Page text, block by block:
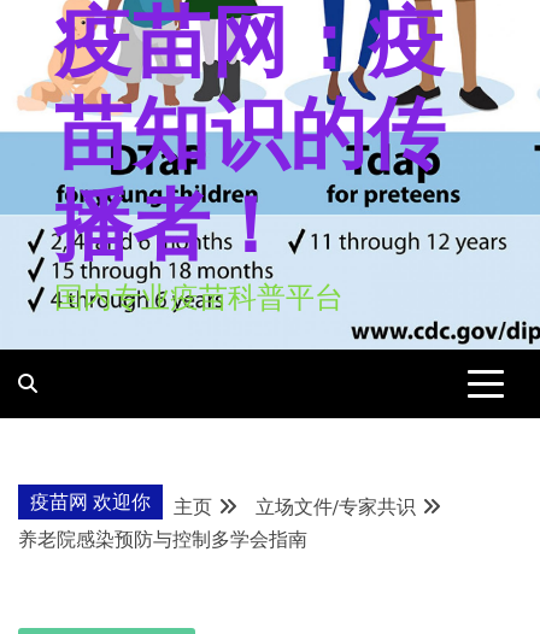
疫苗网：疫
苗知识的传
播者！
国内专业疫苗科普平台
疫苗网 欢迎你 主页
立场文件/专家共识
养老院感染预防与控制多学会指南